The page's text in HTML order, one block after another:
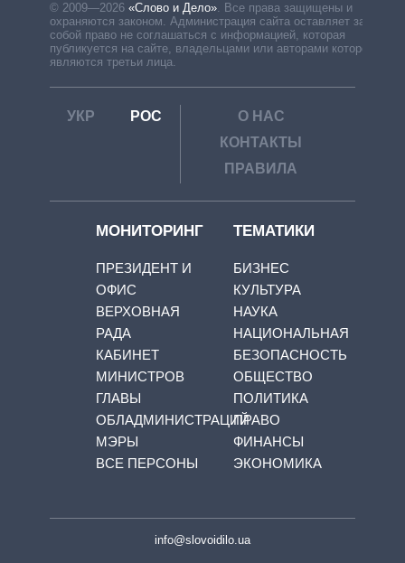
© 2009—2026 «Слово и Дело». Все права защищены и
охраняются законом. Администрация сайта оставляет за
собой право не соглашаться с информацией, которая
публикуется на сайте, владельцами или авторами которой
являются третьи лица.
УКР РОС
О НАС
КОНТАКТЫ
ПРАВИЛА
МОНИТОРИНГ
ПРЕЗИДЕНТ И
ОФИС
ВЕРХОВНАЯ
РАДА
КАБИНЕТ
МИНИСТРОВ
ГЛАВЫ
ОБЛАДМИНИСТРАЦИЙ
МЭРЫ
ВСЕ ПЕРСОНЫ
ТЕМАТИКИ
БИЗНЕС
КУЛЬТУРА
НАУКА
НАЦИОНАЛЬНАЯ
БЕЗОПАСНОСТЬ
ОБЩЕСТВО
ПОЛИТИКА
ПРАВО
ФИНАНСЫ
ЭКОНОМИКА
info@slovoidilo.ua